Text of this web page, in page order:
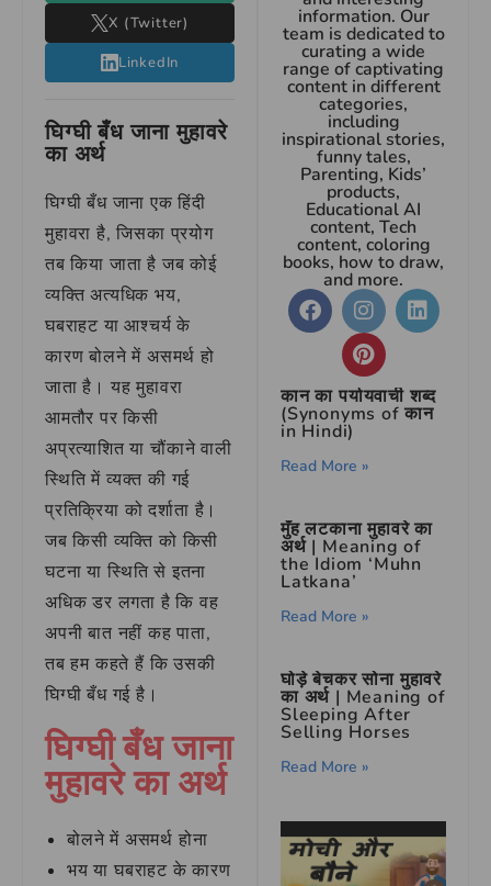
X (Twitter)
LinkedIn
घिग्घी बँध जाना मुहावरे
का अर्थ
घिग्घी बँध जाना एक हिंदी
मुहावरा है, जिसका प्रयोग
तब किया जाता है जब कोई
व्यक्ति अत्यधिक भय,
घबराहट या आश्चर्य के
कारण बोलने में असमर्थ हो
जाता है। यह मुहावरा
आमतौर पर किसी
अप्रत्याशित या चौंकाने वाली
स्थिति में व्यक्त की गई
प्रतिक्रिया को दर्शाता है।
जब किसी व्यक्ति को किसी
घटना या स्थिति से इतना
अधिक डर लगता है कि वह
अपनी बात नहीं कह पाता,
तब हम कहते हैं कि उसकी
घिग्घी बँध गई है।
घिग्घी बँध जाना
मुहावरे का अर्थ
बोलने में असमर्थ होना
भय या घबराहट के कारण
information. Our
team is dedicated to
curating a wide
range of captivating
content in different
categories,
including
inspirational stories,
funny tales,
Parenting, Kids’
products,
Educational AI
content, Tech
content, coloring
books, how to draw,
and more.
कान का पर्यायवाची शब्द
(Synonyms of कान
in Hindi)
Read More »
मुँह लटकाना मुहावरे का
अर्थ | Meaning of
the Idiom ‘Muhn
Latkana’
Read More »
घोड़े बेचकर सोना मुहावरे
का अर्थ | Meaning of
Sleeping After
Selling Horses
Read More »